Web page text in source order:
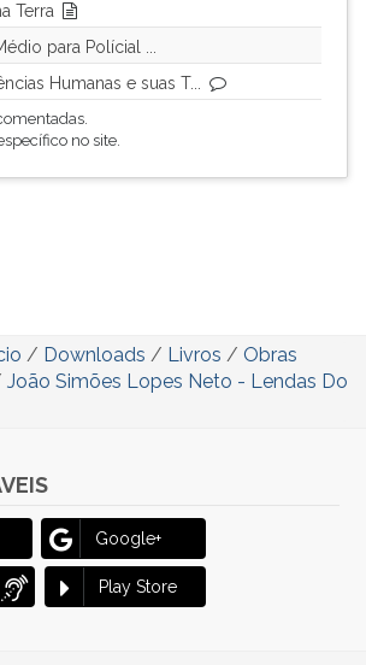
Terra
para Polícial ...
Humanas e suas T...
no site.
/ Downloads / Livros / Obras
João Simões Lopes Neto - Lendas Do
Google+
Play Store